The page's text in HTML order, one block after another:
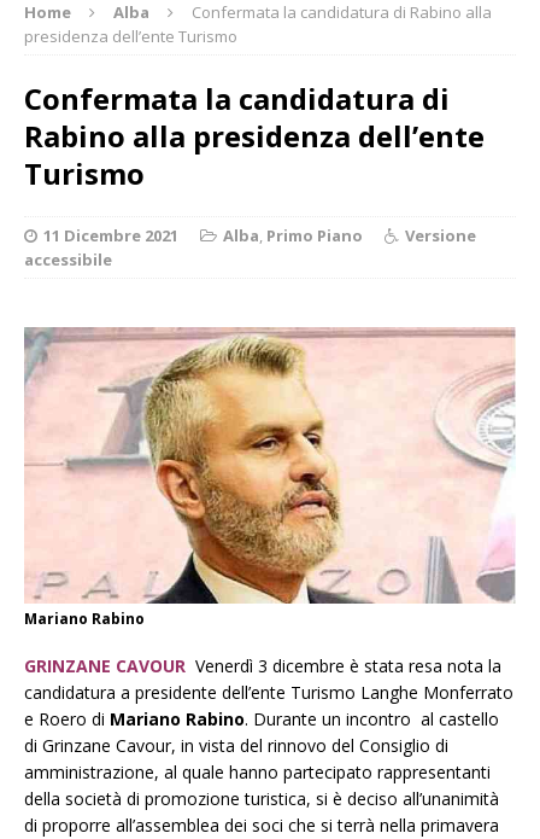
Home Alba
Confermata la candidatura di Rabino alla
presidenza dell’ente Turismo
Confermata la candidatura di
Rabino alla presidenza dell’ente
Turismo
11 Dicembre 2021 Alba, Primo Piano
Versione
accessibile
Mariano Rabino
GRINZANE CAVOUR Venerdì 3 dicembre è stata resa nota la
candidatura a presidente dell’ente Turismo Langhe Monferrato
e Roero di Mariano Rabino. Durante un incontro al castello
di Grinzane Cavour, in vista del rinnovo del Consiglio di
amministrazione, al quale hanno partecipato rappresentanti
della società di promozione turistica, si è deciso all’unanimità
di proporre all’assemblea dei soci che si terrà nella primavera